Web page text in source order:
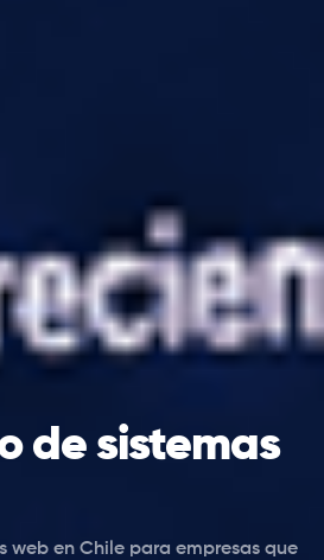
de sistemas
web en Chile para empresas que